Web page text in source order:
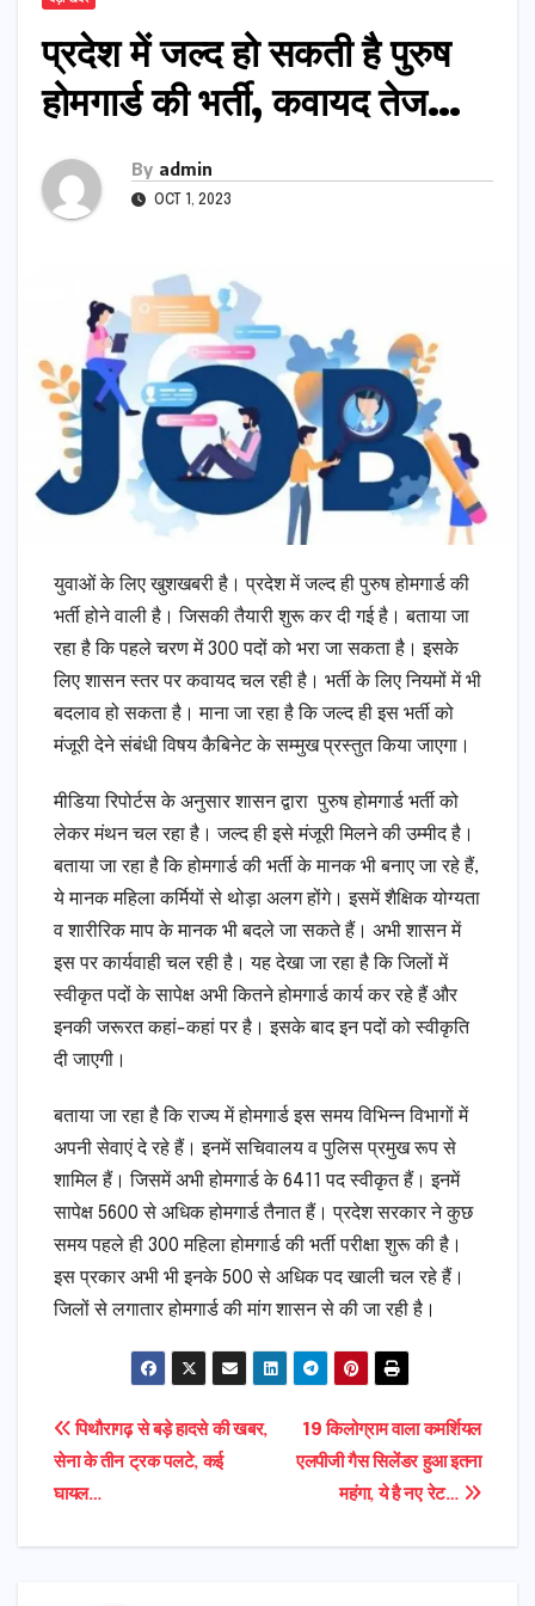
प्रदेश में जल्द हो सकती है पुरुष
होमगार्ड की भर्ती, कवायद तेज…
By admin
OCT 1, 2023
युवाओं के लिए खुशखबरी है। प्रदेश में जल्द ही पुरुष होमगार्ड की
भर्ती होने वाली है। जिसकी तैयारी शुरू कर दी गई है। बताया जा
रहा है कि पहले चरण में 300 पदों को भरा जा सकता है। इसके
लिए शासन स्तर पर कवायद चल रही है। भर्ती के लिए नियमों में भी
बदलाव हो सकता है। माना जा रहा है कि जल्द ही इस भर्ती को
मंजूरी देने संबंधी विषय कैबिनेट के सम्मुख प्रस्तुत किया जाएगा।
मीडिया रिपोर्टस के अनुसार शासन द्वारा पुरुष होमगार्ड भर्ती को
लेकर मंथन चल रहा है। जल्द ही इसे मंजूरी मिलने की उम्मीद है।
बताया जा रहा है कि होमगार्ड की भर्ती के मानक भी बनाए जा रहे हैं,
ये मानक महिला कर्मियों से थोड़ा अलग होंगे। इसमें शैक्षिक योग्यता
व शारीरिक माप के मानक भी बदले जा सकते हैं। अभी शासन में
इस पर कार्यवाही चल रही है। यह देखा जा रहा है कि जिलों में
स्वीकृत पदों के सापेक्ष अभी कितने होमगार्ड कार्य कर रहे हैं और
इनकी जरूरत कहां-कहां पर है। इसके बाद इन पदों को स्वीकृति
दी जाएगी।
बताया जा रहा है कि राज्य में होमगार्ड इस समय विभिन्न विभागों में
अपनी सेवाएं दे रहे हैं। इनमें सचिवालय व पुलिस प्रमुख रूप से
शामिल हैं। जिसमें अभी होमगार्ड के 6411 पद स्वीकृत हैं। इनमें
सापेक्ष 5600 से अधिक होमगार्ड तैनात हैं। प्रदेश सरकार ने कुछ
समय पहले ही 300 महिला होमगार्ड की भर्ती परीक्षा शुरू की है।
इस प्रकार अभी भी इनके 500 से अधिक पद खाली चल रहे हैं।
जिलों से लगातार होमगार्ड की मांग शासन से की जा रही है।
Post
navigation
19 किलोग्राम वाला कमर्शियल
एलपीजी गैस सिलेंडर हुआ इतना
महंगा, ये है नए रेट…
पिथौरागढ़ से बड़े हादसे की खबर,
सेना के तीन ट्रक पलटे, कई
घायल…